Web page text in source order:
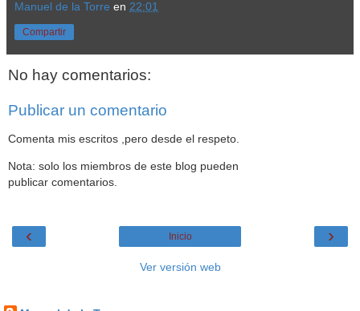
Manuel de la Torre en 22:01
Compartir
No hay comentarios:
Publicar un comentario
Comenta mis escritos ,pero desde el respeto.
Nota: solo los miembros de este blog pueden
publicar comentarios.
‹ ›
Inicio
Ver versión web